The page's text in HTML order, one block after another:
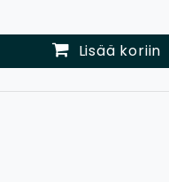
Lisää koriin